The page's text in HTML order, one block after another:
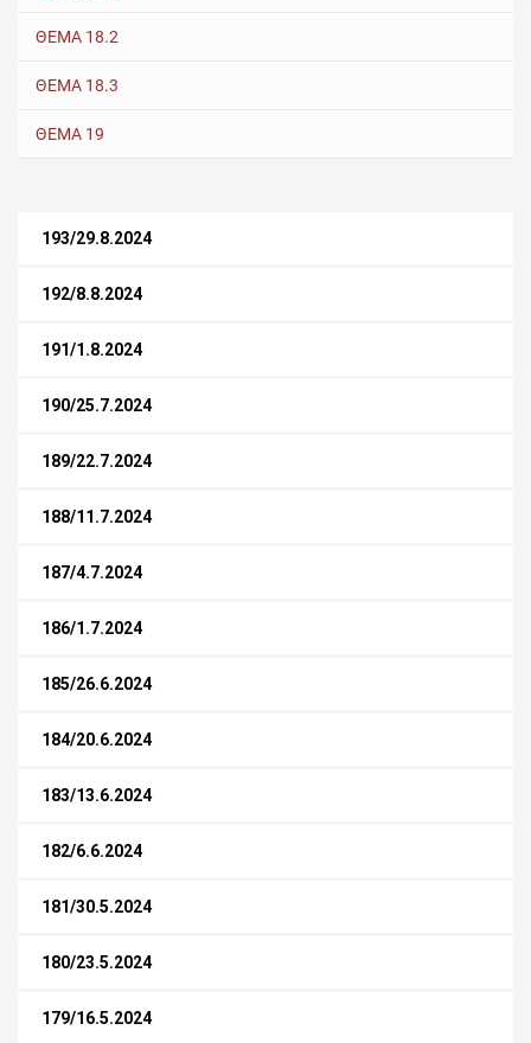
ΘΕΜΑ 18.2
ΘΕΜΑ 18.3
ΘΕΜΑ 19
193/29.8.2024
192/8.8.2024
191/1.8.2024
190/25.7.2024
189/22.7.2024
188/11.7.2024
187/4.7.2024
186/1.7.2024
185/26.6.2024
184/20.6.2024
183/13.6.2024
182/6.6.2024
181/30.5.2024
180/23.5.2024
179/16.5.2024